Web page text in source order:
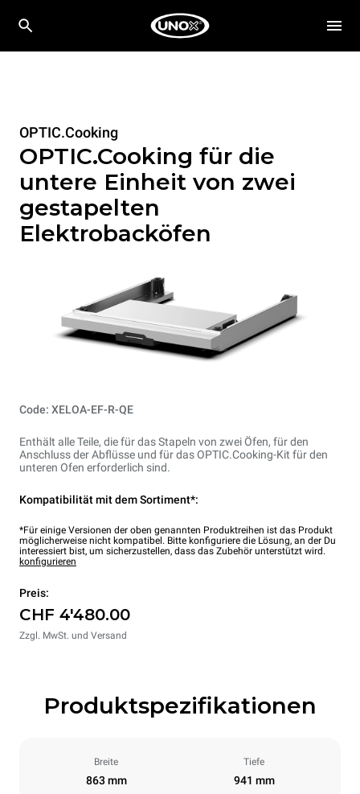
OPTIC.Cooking
OPTIC.Cooking für die
untere Einheit von zwei
gestapelten
Elektrobacköfen
Code: XELOA-EF-R-QE
Enthält alle Teile, die für das Stapeln von zwei Öfen, für den
Anschluss der Abflüsse und für das OPTIC.Cooking-Kit für den
unteren Ofen erforderlich sind.
Kompatibilität mit dem Sortiment*:
*Für einige Versionen der oben genannten Produktreihen ist das Produkt
möglicherweise nicht kompatibel. Bitte konfiguriere die Lösung, an der Du
interessiert bist, um sicherzustellen, dass das Zubehör unterstützt wird.
konfigurieren
Preis:
CHF 4'480.00
Zzgl. MwSt. und Versand
Produktspezifikationen
Breite
863 mm
Tiefe
941 mm